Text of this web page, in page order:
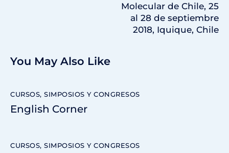
Molecular de Chile, 25
al 28 de septiembre
2018, Iquique, Chile
You May Also Like
CURSOS, SIMPOSIOS Y CONGRESOS
English Corner
CURSOS, SIMPOSIOS Y CONGRESOS